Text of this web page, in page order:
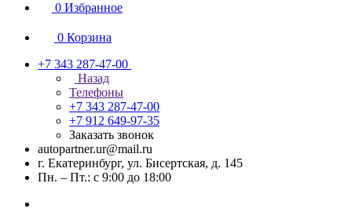
0 Избранное
0 Корзина
+7 343 287-47-00
Назад
Телефоны
+7 343 287-47-00
+7 912 649-97-35
Заказать звонок
autopartner.ur@mail.ru
г. Екатеринбург, ул. Бисертская, д. 145
Пн. – Пт.: с 9:00 до 18:00